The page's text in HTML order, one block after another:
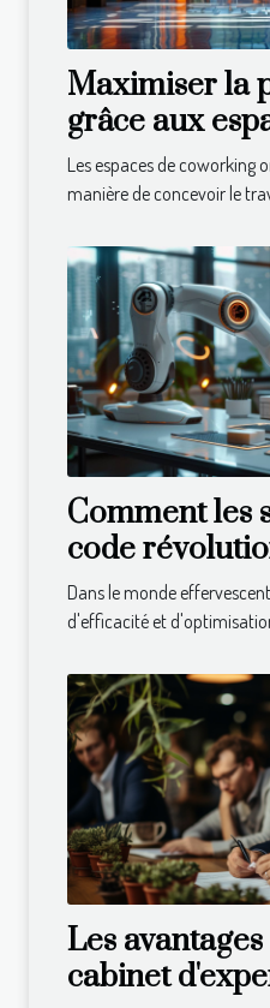
Maximiser la
grâce aux
coworking
Les espaces de coworking
manière de concevoir le
Comment les
code
processus
Dans le monde
d'efficacité et
Les
cabinet